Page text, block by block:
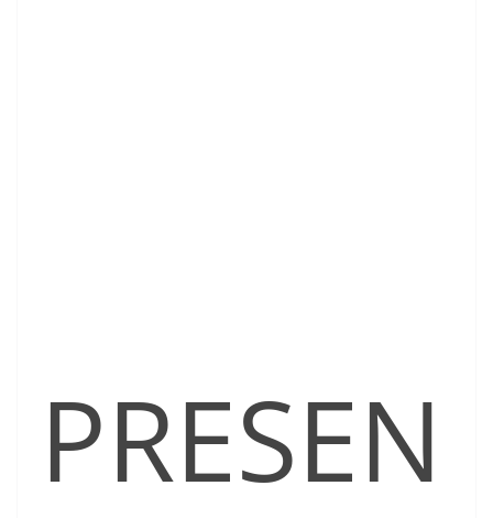
PRESEN